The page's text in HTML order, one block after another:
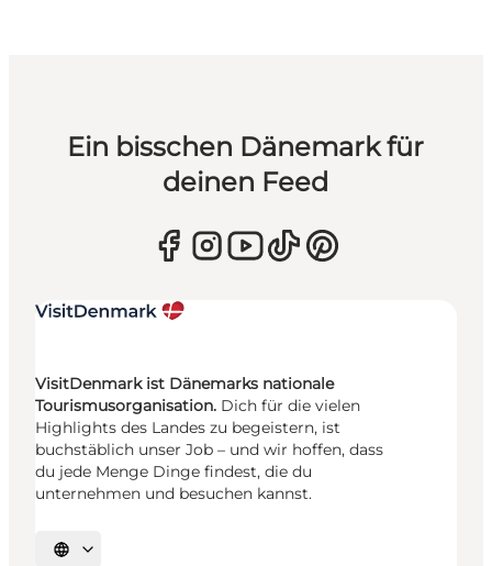
Ein bisschen Dänemark für
deinen Feed
VisitDenmark ist Dänemarks nationale
Tourismusorganisation. Dich für die vielen
Highlights des Landes zu begeistern, ist
buchstäblich unser Job – und wir hoffen, dass
du jede Menge Dinge findest, die du
unternehmen und besuchen kannst.
Sprache auswählen